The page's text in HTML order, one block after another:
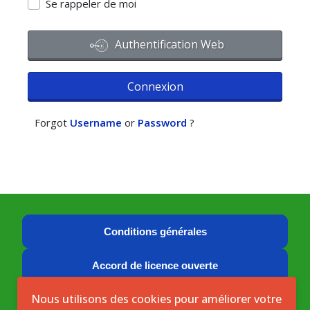
Se rappeler de moi
Authentification Web
Connexion
Forgot Username or Password ?
Conditions générales
Accord de licence ouverte
Licence ouverte ICASEES (CC BY 4.0)
Nous utilisons des cookies pour améliorer votre